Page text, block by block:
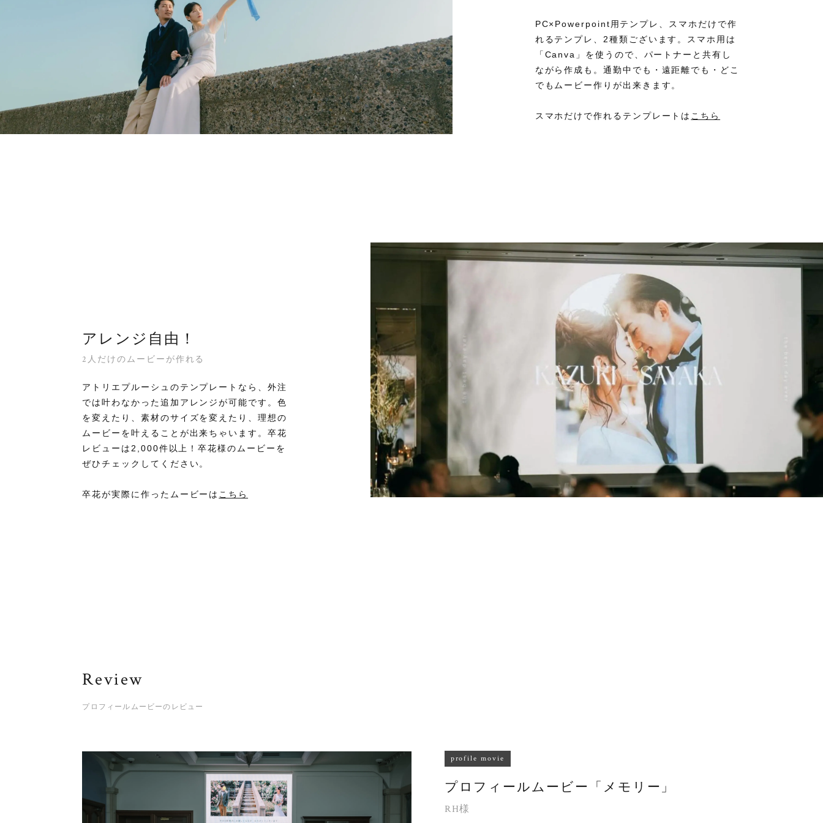
PC×Powerpoint用テンプレ、スマホだけで作
れるテンプレ、2種類ございます。スマホ用は
「Canva」を使うので、パートナーと共有し
ながら作成も。通勤中でも・遠距離でも・どこ
でもムービー作りが出来きます。
スマホだけで作れるテンプレートは こちら
アレンジ自由！
2人だけのムービーが作れる
アトリエプルーシュのテンプレートなら、外注
では叶わなかった追加アレンジが可能です。色
を変えたり、素材のサイズを変えたり、理想の
ムービーを叶えることが出来ちゃいます。卒花
レビューは2,000件以上！卒花様のムービーを
ぜひチェックしてください。
卒花が実際に作ったムービーは こちら
Review
プロフィールムービーのレビュー
profile movie
プロフィールムービー「メモリー」
RH様